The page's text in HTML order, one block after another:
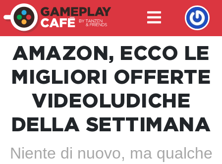
AMAZON, ECCO LE
MIGLIORI OFFERTE
VIDEOLUDICHE
DELLA SETTIMANA
Niente di nuovo, ma qualche